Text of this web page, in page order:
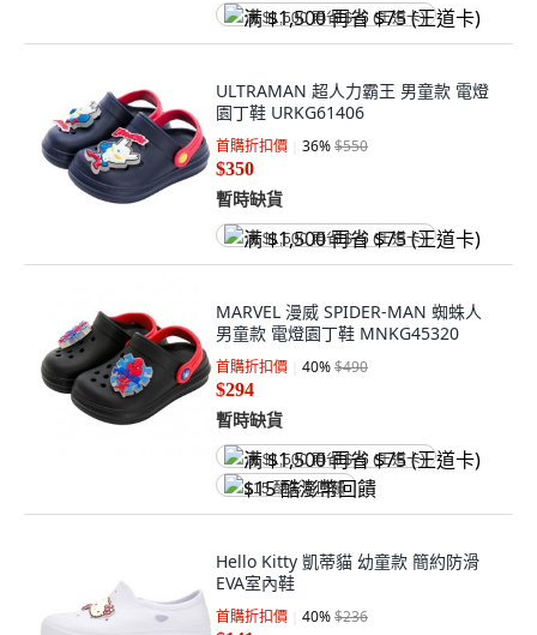
满 $1,500 再省 $75 (王道卡)
ULTRAMAN 超人力霸王 男童款 電燈
園丁鞋 URKG61406
首購折扣價 36%$550
$350
暫時缺貨
满 $1,500 再省 $75 (王道卡)
MARVEL 漫威 SPIDER-MAN 蜘蛛人
男童款 電燈園丁鞋 MNKG45320
首購折扣價 40%$490
$294
暫時缺貨
满 $1,500 再省 $75 (王道卡)
$15 酷澎幣回饋
Hello Kitty 凱蒂貓 幼童款 簡約防滑
EVA室內鞋
首購折扣價 40%$236